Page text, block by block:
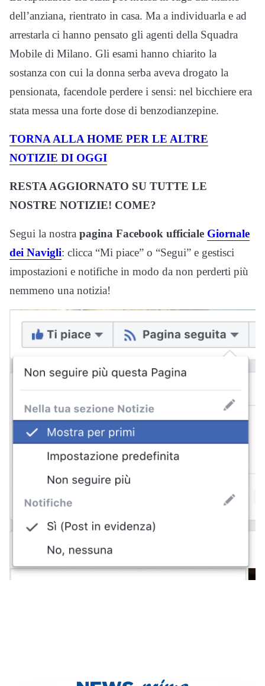
dell’anziana, rientrato in casa. Ma a individuarla e ad
arrestarla ci hanno pensato gli agenti della Squadra
Mobile di Milano. Gli esami hanno chiarito la
sostanza con cui la donna serba aveva drogato la
pensionata, facendole perdere i sensi: nel bicchiere era
stata messa una forte dose di benzodianzepine.
TORNA ALLA HOME PER LE ALTRE
NOTIZIE DI OGGI
RESTA AGGIORNATO SU TUTTE LE
NOSTRE NOTIZIE! COME?
Segui la nostra pagina Facebook ufficiale Giornale
dei Navigli: clicca “Mi piace” o “Segui” e gestisci
impostazioni e notifiche in modo da non perderti più
nemmeno una notizia!